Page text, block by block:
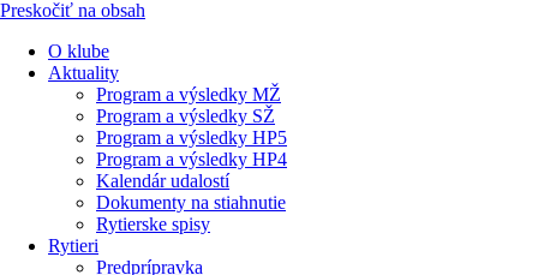
Preskočiť na obsah
O klube
Aktuality
Program a výsledky MŽ
Program a výsledky SŽ
Program a výsledky HP5
Program a výsledky HP4
Kalendár udalostí
Dokumenty na stiahnutie
Rytierske spisy
Rytieri
Predprípravka